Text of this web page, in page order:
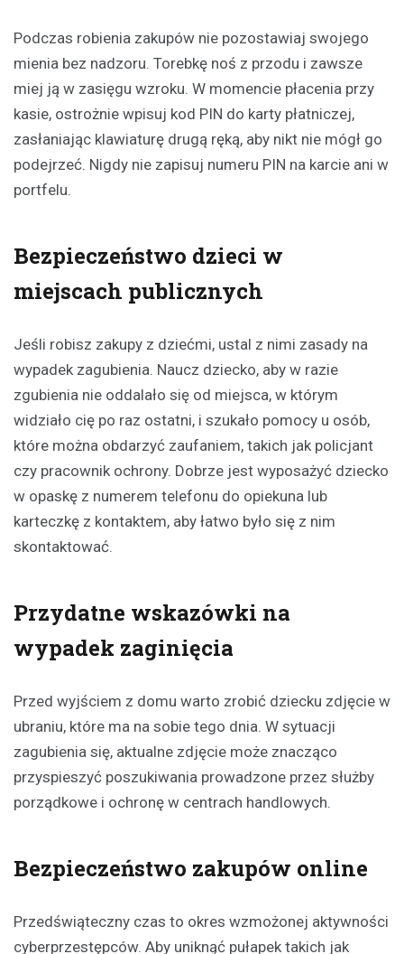
Podczas robienia zakupów nie pozostawiaj swojego
mienia bez nadzoru. Torebkę noś z przodu i zawsze
miej ją w zasięgu wzroku. W momencie płacenia przy
kasie, ostrożnie wpisuj kod PIN do karty płatniczej,
zasłaniając klawiaturę drugą ręką, aby nikt nie mógł go
podejrzeć. Nigdy nie zapisuj numeru PIN na karcie ani w
portfelu.
Bezpieczeństwo dzieci w
miejscach publicznych
Jeśli robisz zakupy z dziećmi, ustal z nimi zasady na
wypadek zagubienia. Naucz dziecko, aby w razie
zgubienia nie oddalało się od miejsca, w którym
widziało cię po raz ostatni, i szukało pomocy u osób,
które można obdarzyć zaufaniem, takich jak policjant
czy pracownik ochrony. Dobrze jest wyposażyć dziecko
w opaskę z numerem telefonu do opiekuna lub
karteczkę z kontaktem, aby łatwo było się z nim
skontaktować.
Przydatne wskazówki na
wypadek zaginięcia
Przed wyjściem z domu warto zrobić dziecku zdjęcie w
ubraniu, które ma na sobie tego dnia. W sytuacji
zagubienia się, aktualne zdjęcie może znacząco
przyspieszyć poszukiwania prowadzone przez służby
porządkowe i ochronę w centrach handlowych.
Bezpieczeństwo zakupów online
Przedświąteczny czas to okres wzmożonej aktywności
cyberprzestępców. Aby uniknąć pułapek takich jak